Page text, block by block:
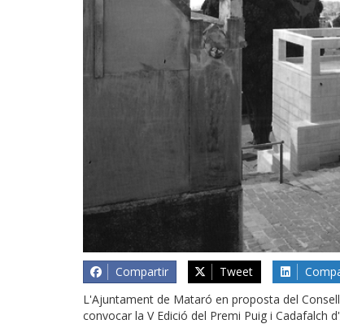
Compartir Tweet
L'Ajuntament de Mataró en proposta del
convocar la V Edició del Premi Puig i Cadafalch